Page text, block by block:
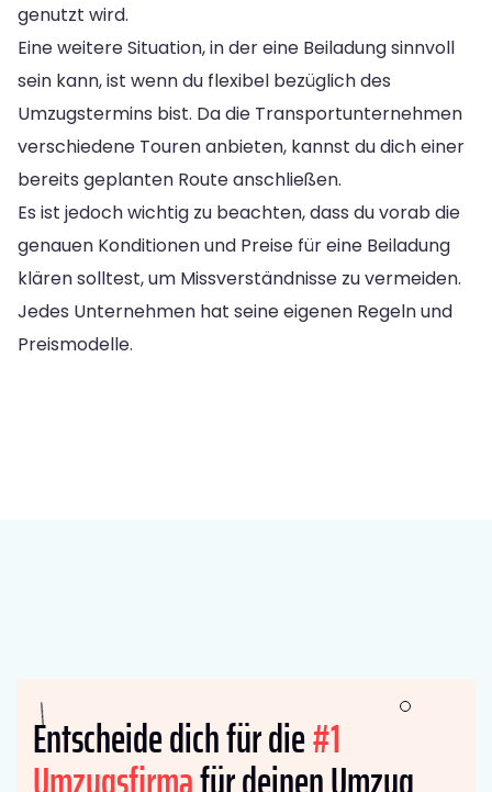
genutzt wird.
Eine weitere Situation, in der eine Beiladung sinnvoll
sein kann, ist wenn du flexibel bezüglich des
Umzugstermins bist. Da die Transportunternehmen
verschiedene Touren anbieten, kannst du dich einer
bereits geplanten Route anschließen.
Es ist jedoch wichtig zu beachten, dass du vorab die
genauen Konditionen und Preise für eine Beiladung
klären solltest, um Missverständnisse zu vermeiden.
Jedes Unternehmen hat seine eigenen Regeln und
Preismodelle.
Entscheide dich für die#1